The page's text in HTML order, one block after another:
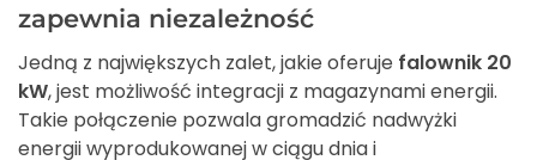
zapewnia niezależność
Jedną z największych zalet, jakie oferuje falownik 20
kW, jest możliwość integracji z magazynami energii.
Takie połączenie pozwala gromadzić nadwyżki
energii wyprodukowanej w ciągu dnia i